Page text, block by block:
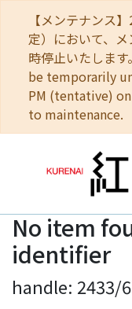
【メンテナンス
定）において、
時停止いたしま
be temporarily
PM (tentative)
to maintenance.
Home
Communities
Browse
No item
identifier
handle: 2433/